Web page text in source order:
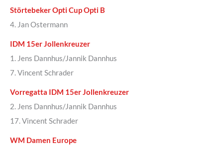
Störtebeker Opti Cup Opti B
4. Jan Ostermann
IDM 15er Jollenkreuzer
1. Jens Dannhus/Jannik Dannhus
7. Vincent Schrader
Vorregatta IDM 15er Jollenkreuzer
2. Jens Dannhus/Jannik Dannhus
17. Vincent Schrader
WM Damen Europe